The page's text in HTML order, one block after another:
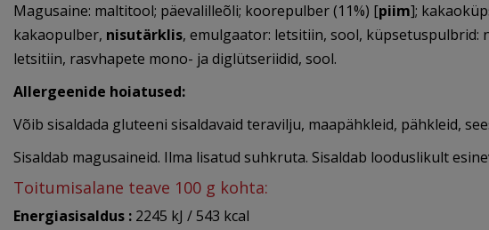
Magusaine: maltitool; päevalilleõli; koorepulber (11%) [piim];
kakaopulber, nisutärklis, emulgaator: letsitiin, sool,
letsitiin, rasvhapete mono- ja diglütseriidid, sool.
Allergeenide hoiatused:
Võib sisaldada gluteeni sisaldavaid teravilju, maapähkleid, pähkleid,
Sisaldab magusaineid. Ilma lisatud suhkruta. Sisaldab looduslikult
Toitumisalane teave 100 g kohta:
Energiasisaldus : 2245 kJ / 543 kcal